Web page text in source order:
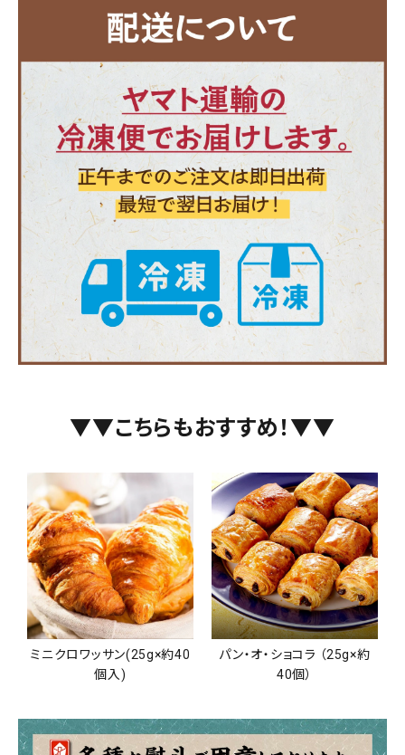
▼▼こちらもおすすめ！▼▼
ミニクロワッサン(25g×約40
個入)
パン・オ・ショコラ （25g×約
40個）